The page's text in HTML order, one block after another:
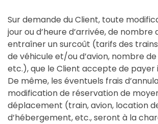
Sur demande du Client, toute
jour ou d’heure d’arrivée, de nombre
entraîner un surcoût (tarifs des
de véhicule et/ou d’avion, nombre
etc.), que le Client accepte de
De même, les éventuels frais
modification de réservation de
déplacement (train, avion, location
d’hébergement, etc., seront à la